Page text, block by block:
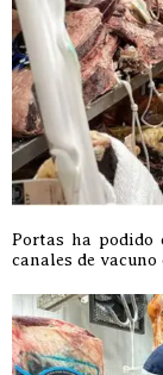
Portas ha podido
canales de